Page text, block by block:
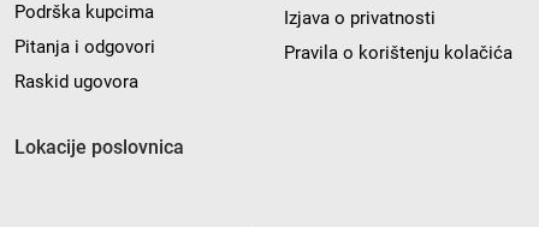
Podrška kupcima
Pitanja i odgovori
Raskid ugovora
Izjava o privatnosti
Pravila o korištenju kolačića
Lokacije poslovnica